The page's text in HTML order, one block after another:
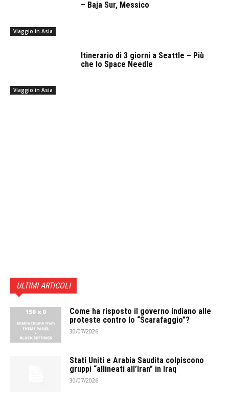
Viaggio in Asia
– Baja Sur, Messico
Viaggio in Asia
Itinerario di 3 giorni a Seattle – Più
che lo Space Needle
ULTIMI ARTICOLI
Come ha risposto il governo indiano alle
proteste contro lo “Scarafaggio”?
30/07/2026
Stati Uniti e Arabia Saudita colpiscono
gruppi “allineati all’Iran” in Iraq
30/07/2026